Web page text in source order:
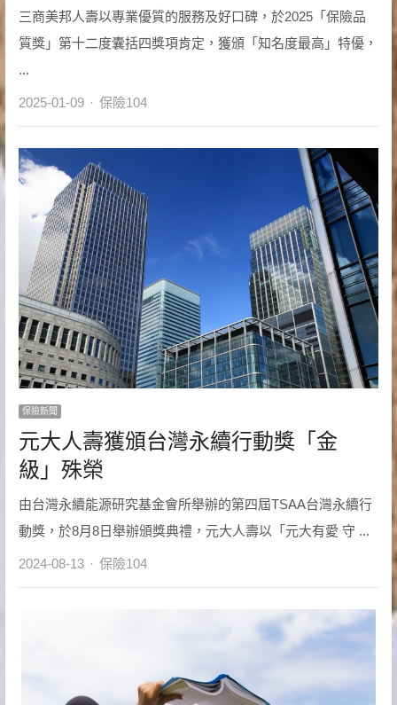
三商美邦人壽以專業優質的服務及好口碑，於2025「保險品
質獎」第十二度囊括四獎項肯定，獲頒「知名度最高」特優，
...
2025-01-09 Author
保險104
保險新聞
元大人壽獲頒台灣永續行動獎「金
級」殊榮
由台灣永續能源研究基金會所舉辦的第四屆TSAA台灣永續行
動獎，於8月8日舉辦頒獎典禮，元大人壽以「元大有愛 守 ...
2024-08-13 Author
保險104